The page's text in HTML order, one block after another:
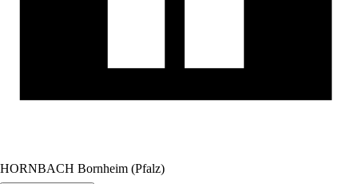
HORNBACH Bornheim (Pfalz)